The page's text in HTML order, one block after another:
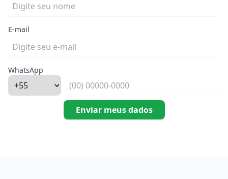
E-mail
WhatsApp
Enviar meus dados